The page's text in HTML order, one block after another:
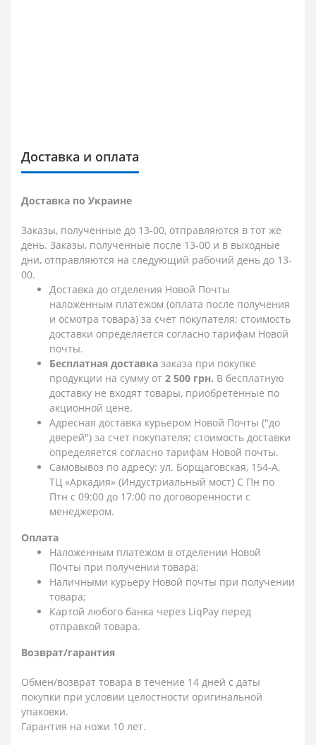
Доставка и оплата
Доставка по Украине
Заказы, полученные до 13-00, отправляются в тот же
день. Заказы, полученные после 13-00 и в выходные
дни, отправляются на следующий рабочий день до 13-
00.
Доставка до отделения Новой Почты
наложенным платежом (оплата после получения
и осмотра товара) за счет покупателя; стоимость
доставки определяется согласно тарифам Новой
почты.
Бесплатная доставка заказа при покупке
продукции на сумму от 2 500 грн. В бесплатную
доставку не входят товары, приобретенные по
акционной цене.
Адресная доставка курьером Новой Почты ("до
дверей") за счет покупателя; стоимость доставки
определяется согласно тарифам Новой почты.
Самовывоз по адресу: ул. Борщаговская, 154-А,
ТЦ «Аркадия» (Индустриальный мост) С Пн по
Птн с 09:00 до 17:00 по договоренности с
менеджером.
Оплата
Наложенным платежом в отделении Новой
Почты при получении товара;
Наличными курьеру Новой почты при получении
товара;
Картой любого банка через LiqPay перед
отправкой товара.
Возврат/гарантия
Обмен/возврат товара в течение 14 дней с даты
покупки при условии целостности оригинальной
упаковки.
Гарантия на ножи 10 лет.